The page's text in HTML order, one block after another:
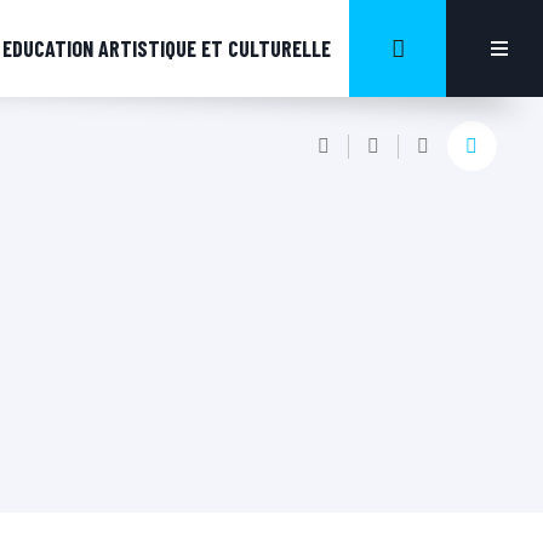
EDUCATION ARTISTIQUE ET CULTURELLE